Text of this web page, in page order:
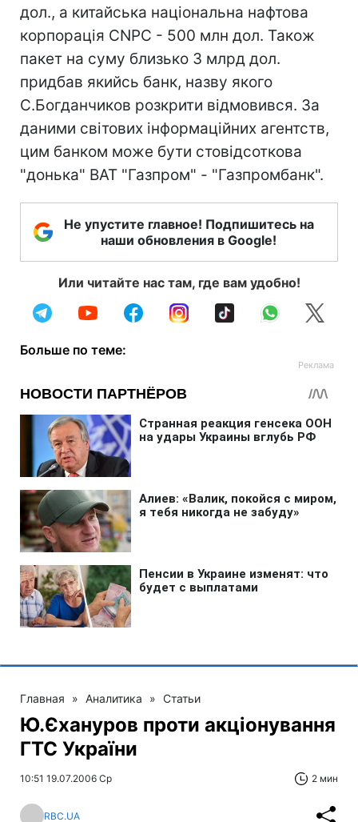
дол., а китайська національна нафтова
корпорація CNPC - 500 млн дол. Також
пакет на суму близько 3 млрд дол.
придбав якийсь банк, назву якого
С.Богданчиков розкрити відмовився. За
даними світових інформаційних агентств,
цим банком може бути стовідсоткова
"донька" ВАТ "Газпром" - "Газпромбанк".
Не упустите главное! Подпишитесь на
наши обновления в Google!
Или читайте нас там, где вам удобно!
Больше по теме:
Главная » Аналитика » Статьи
Ю.Єхануров проти акціонування
ГТС України
10:51 19.07.2006 Ср 2 мин
RBC.UA